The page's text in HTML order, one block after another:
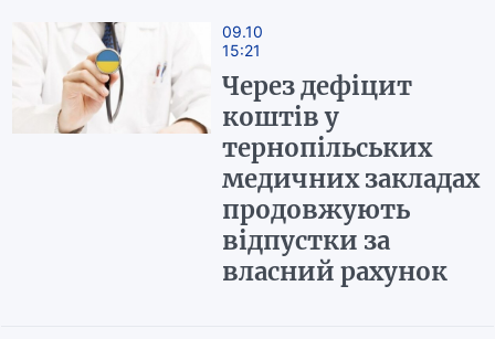
09.10
15:21
Через дефіцит
коштів у
тернопільських
медичних закладах
продовжують
відпустки за
власний рахунок